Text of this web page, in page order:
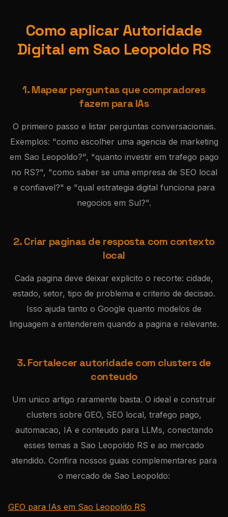
Como aplicar Autoridade
Digital em Sao Leopoldo RS
1. Mapear perguntas que compradores
fazem para IAs
O primeiro passo e listar perguntas conversacionais.
Exemplos: "como escolher uma agencia de marketing
em Sao Leopoldo?", "quanto investir em trafego pago
no RS?", "como saber se uma empresa de SEO local
e confiavel?" e "qual estrategia digital funciona para
negocios em Sul?".
2. Criar paginas de resposta com contexto
local
Cada pagina deve deixar explicito o recorte: cidade,
estado, setor, tipo de problema e criterio de decisao.
Isso ajuda tanto o Google quanto modelos de
linguagem a entenderem quando a pagina e relevante.
3. Fortalecer autoridade com clusters de
conteudo
Um unico artigo raramente basta. O ideal e construir
clusters sobre GEO, SEO local, trafego pago,
automacao, IA e conteudo para LLMs, conectando
esses temas a Sao Leopoldo RS e ao mercado
atendido. Confira nossos guias complementares para
o mercado de Sao Leopoldo:
GEO para IAs em Sao Leopoldo RS